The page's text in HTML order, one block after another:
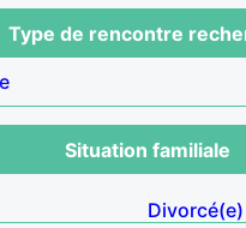
Type de rencontre
Situation familiale
Divorcé(e)